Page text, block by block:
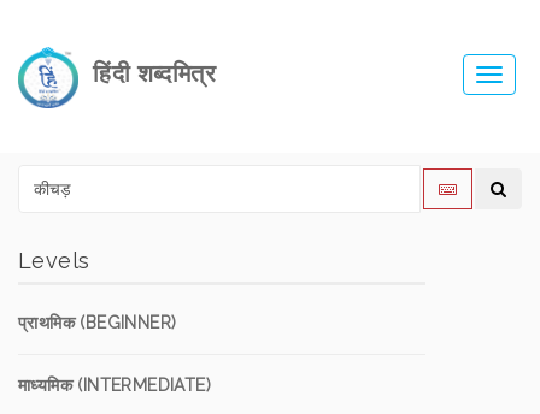
हिंदी शब्दमित्र
Levels
प्राथमिक (BEGINNER)
माध्यमिक (INTERMEDIATE)